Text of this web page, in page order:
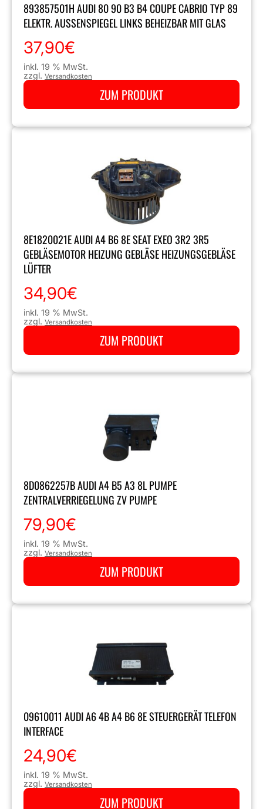
893857501H AUDI 80 90 B3 B4 COUPE CABRIO TYP 89
ELEKTR. AUSSENSPIEGEL LINKS BEHEIZBAR MIT GLAS
37,90€
inkl. 19 % MwSt.
zzgl. Versandkosten
ZUM PRODUKT
8E1820021E AUDI A4 B6 8E SEAT EXEO 3R2 3R5
GEBLÄSEMOTOR HEIZUNG GEBLÄSE HEIZUNGSGEBLÄSE
LÜFTER
34,90€
inkl. 19 % MwSt.
zzgl. Versandkosten
ZUM PRODUKT
8D0862257B AUDI A4 B5 A3 8L PUMPE
ZENTRALVERRIEGELUNG ZV PUMPE
79,90€
inkl. 19 % MwSt.
zzgl. Versandkosten
ZUM PRODUKT
09610011 AUDI A6 4B A4 B6 8E STEUERGERÄT TELEFON
INTERFACE
24,90€
inkl. 19 % MwSt.
zzgl. Versandkosten
ZUM PRODUKT